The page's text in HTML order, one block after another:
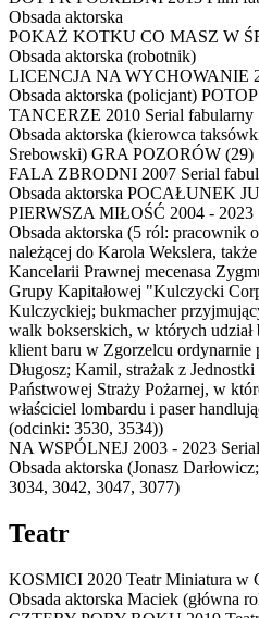
Obsada aktorska
POKAŻ KOTKU CO MASZ W
Obsada aktorska (robotnik)
LICENCJA NA WYCHOWANIE
Obsada aktorska (policjant)
TANCERZE 2010 Serial fabularny
Obsada aktorska (kierowca
Srebowski) GRA POZORÓW (29)
FALA ZBRODNI 2007 Serial
Obsada aktorska POCAŁUNEK
PIERWSZA MIŁOŚĆ 2004 - 2023
Obsada aktorska (5 ról: pracownik
należącej do Karola Wekslera,
Kancelarii Prawnej mecenasa
Grupy Kapitałowej "Kulczycki
Kulczyckiej; bukmacher
walk bokserskich, w których udział
klient baru w Zgorzelcu
Długosz; Kamil, strażak z
Państwowej Straży Pożarnej, w
właściciel lombardu i paser
(odcinki: 3530, 3534))
NA WSPÓLNEJ 2003 - 2023
Obsada aktorska (Jonasz
3034, 3042, 3047, 3077)
Teatr
KOSMICI 2020 Teatr Miniatura w
Obsada aktorska Maciek (główna